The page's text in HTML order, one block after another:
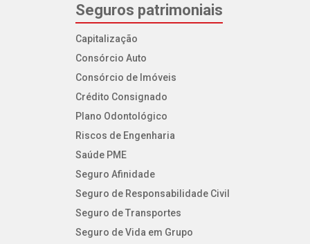
Seguros patrimoniais
Capitalização
Consórcio Auto
Consórcio de Imóveis
Crédito Consignado
Plano Odontológico
Riscos de Engenharia
Saúde PME
Seguro Afinidade
Seguro de Responsabilidade Civil
Seguro de Transportes
Seguro de Vida em Grupo